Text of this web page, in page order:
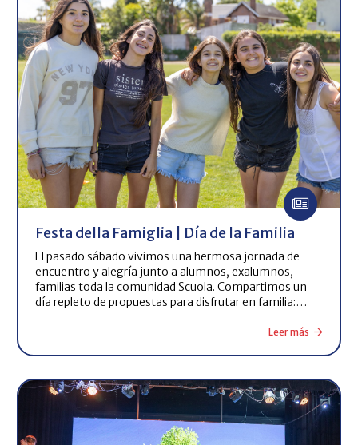
Festa della Famiglia | Día de la Familia
El pasado sábado vivimos una hermosa jornada de
encuentro y alegría junto a alumnos, exalumnos,
familias toda la comunidad Scuola. Compartimos un
día repleto de propuestas para disfrutar en familia:…
Leer más